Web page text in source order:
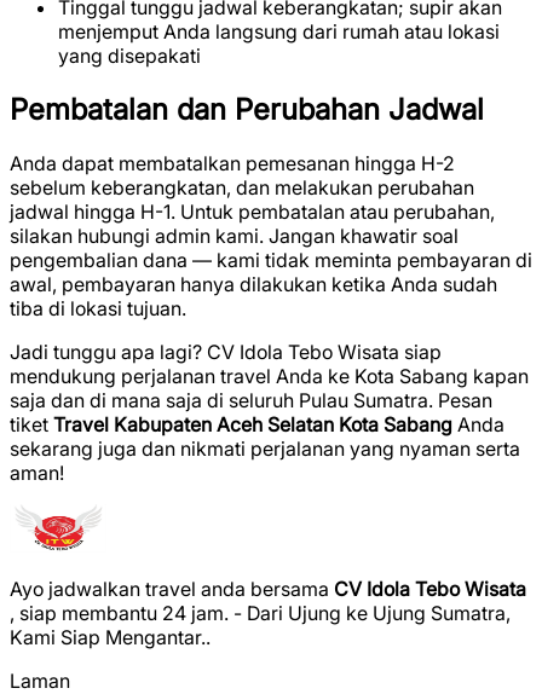
Tinggal tunggu jadwal keberangkatan; supir akan
menjemput Anda langsung dari rumah atau lokasi
yang disepakati
Pembatalan dan Perubahan Jadwal
Anda dapat membatalkan pemesanan hingga H-2
sebelum keberangkatan, dan melakukan perubahan
jadwal hingga H-1. Untuk pembatalan atau perubahan,
silakan hubungi admin kami. Jangan khawatir soal
pengembalian dana — kami tidak meminta pembayaran di
awal, pembayaran hanya dilakukan ketika Anda sudah
tiba di lokasi tujuan.
Jadi tunggu apa lagi? CV Idola Tebo Wisata siap
mendukung perjalanan travel Anda ke Kota Sabang kapan
saja dan di mana saja di seluruh Pulau Sumatra. Pesan
tiket Travel Kabupaten Aceh Selatan Kota Sabang Anda
sekarang juga dan nikmati perjalanan yang nyaman serta
aman!
Ayo jadwalkan travel anda bersama CV Idola Tebo Wisata
, siap membantu 24 jam. - Dari Ujung ke Ujung Sumatra,
Kami Siap Mengantar..
Laman